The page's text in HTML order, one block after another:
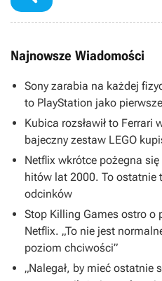
Najnowsze Wiadomości
Sony zarabia na każdej
to PlayStation jako
Kubica rozsławił to Ferrari
bajeczny zestaw LEGO
Netflix wkrótce pożegna
hitów lat 2000. To ostatnie
odcinków
Stop Killing Games ostro o
Netflix. „To nie jest
poziom chciwości”
„Nalegał, by mieć ostatnie